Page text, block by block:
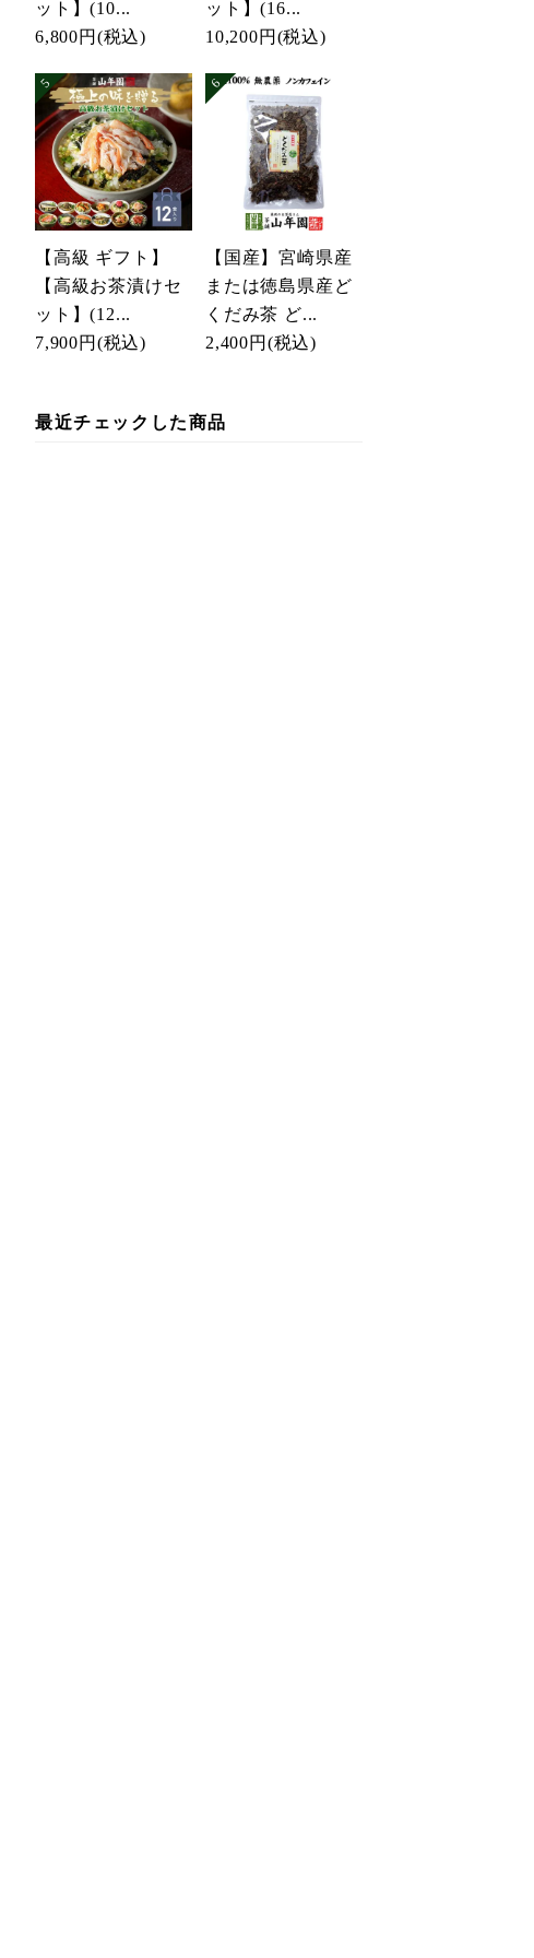
ット】(10...
6,800円 (税込)
ット】(16...
10,200円 (税込)
【高級 ギフト】
【高級お茶漬けセ
ット】(12...
7,900円 (税込)
【国産】宮崎県産
または徳島県産ど
くだみ茶 ど...
2,400円 (税込)
最近チェックした商品